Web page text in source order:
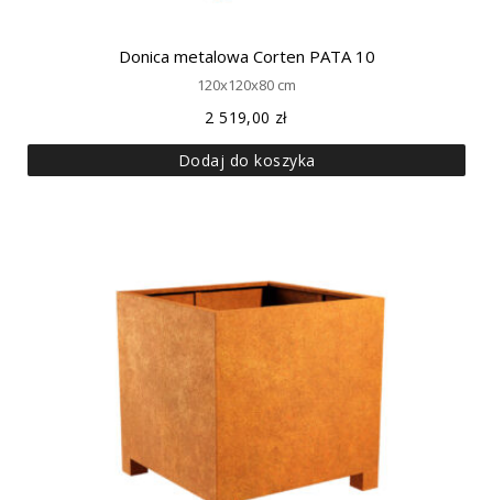
Donica metalowa Corten PATA 10
120x120x80 cm
2 519,00 zł
Dodaj do koszyka